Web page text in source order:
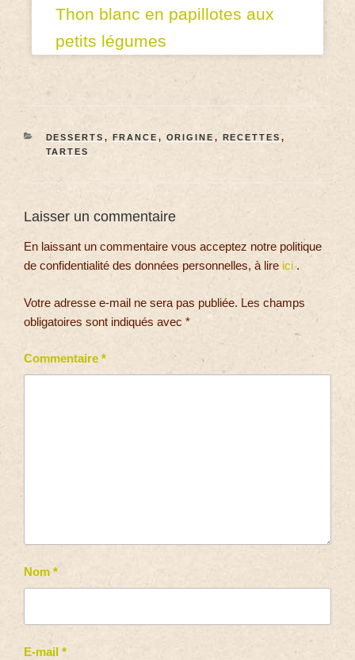
Thon blanc en papillotes aux
petits légumes
DESSERTS , FRANCE , ORIGINE , RECETTES ,
TARTES
Laisser un commentaire
En laissant un commentaire vous acceptez notre politique
de confidentialité des données personnelles, à lire ici.
Votre adresse e-mail ne sera pas publiée. Les champs
obligatoires sont indiqués avec *
Commentaire *
Nom *
E-mail *